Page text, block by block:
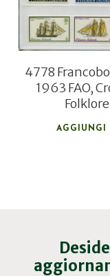
4778
1963 FAO,
AGGIUNGI